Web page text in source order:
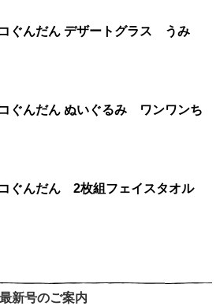
ノラネコぐんだん デザートグラス うみ
ぐんだん ぬいぐるみ ワンワンち
ぐんだん 2枚組フェイスタオル
最新号のご案内